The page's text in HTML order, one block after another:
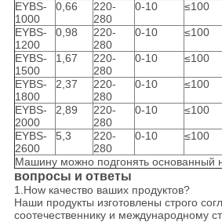
EYBS-
1000
0,66
220-
280
0-10 ≤100
EYBS-
1200
0,98
220-
280
0-10 ≤100
EYBS-
1500
1,67
220-
280
0-10 ≤100
EYBS-
1800
2,37
220-
280
0-10 ≤100
EYBS-
2000
2,89
220-
280
0-10 ≤100
EYBS-
2600
5,3
220-
280
0-10 ≤100
Машину можно подгонять основанный
вопросы и ответы
1.How качество ваших продуктов?
Наши продукты изготовлены строго
соотечественнику и международному